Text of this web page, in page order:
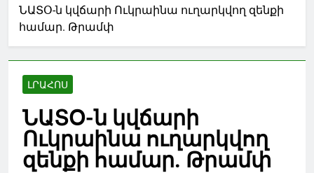
ՆԱՏՕ-ն կվճարի Ուկրաինա ուղարկվող զենքի
համար. Թրամփ
ԼՐԱՀՈՍ
ՆԱՏՕ-ն կվճարի
Ուկրաինա ուղարկվող
զենքի համար. Թրամփ